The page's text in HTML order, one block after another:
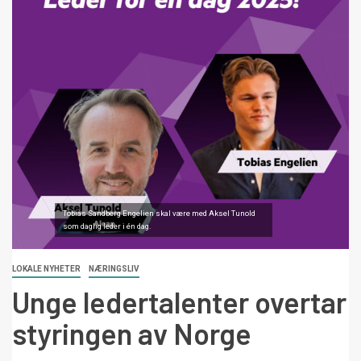
Tobias Sandberg Engelien skal være med Aksel Tunold
som daglig leder i én dag.
LOKALE NYHETER NÆRINGSLIV
Unge ledertalenter overtar
styringen av Norge